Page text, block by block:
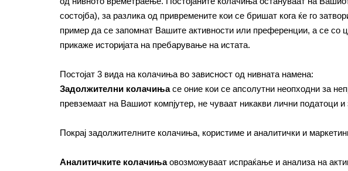
состојба), за разлика од привремените кои се бришат кога ќе го
пример да се запомнат Вашите активности или преференции, а се со
прикаже историјата на пребарување на истата.
Постојат 3 вида на колачиња во зависност од нивната намена:
Задолжителни колачињасе оние кои се апсолутни неопходни за
превземаат на Вашиот компјутер, не чуваат никакви лични податоци
Покрај задолжителните колачиња, користиме и аналитички и
Аналитичките колачињаовозможуваат испраќање и анализа на